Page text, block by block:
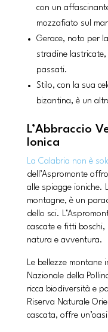
con un
mozzafiato sul
Gerace, noto per
stradine lastricate,
passati.
Stilo, con la sua
bizantina, è un
L’Abbraccio
Ionica
La Calabria non è
dell’Aspromonte
alle spiagge ioniche.
montagne, è un
dello sci.
cascate e fitti
natura e avventura.
Le bellezze montane
Nazionale della
ricca biodiversità e
Riserva Naturale
cascata, offre